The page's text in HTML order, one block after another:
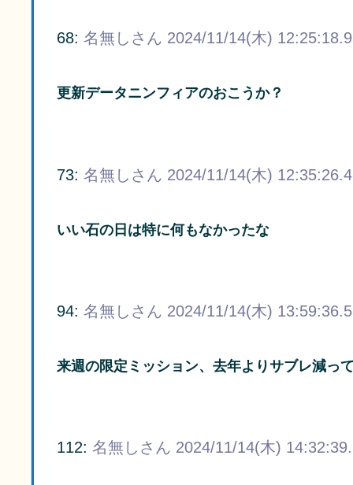
68: 名無しさん 2024/11/14(木)
更新データニンフィアのおこうか？
73: 名無しさん 2024/11/14(木)
いい石の日は特に何もなかったな
94: 名無しさん 2024/11/14(木)
来週の限定ミッション、去年よりサブレ減っ
112: 名無しさん 2024/11/14(木)